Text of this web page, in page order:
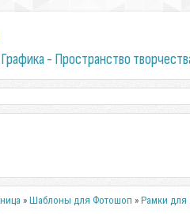
- Пространство
»Шаблоны для Фотошоп »Рамки для